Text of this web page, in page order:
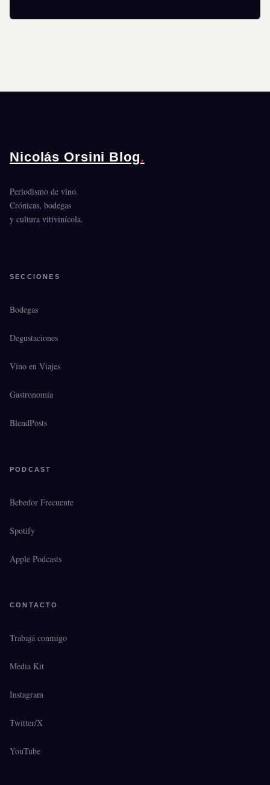
Nicolás Orsini Blog.
Periodismo de vino.
Crónicas, bodegas
y cultura vitivinícola.
SECCIONES
Bodegas
Degustaciones
Vino en Viajes
Gastronomía
BlendPosts
PODCAST
Bebedor Frecuente
Spotify
Apple Podcasts
CONTACTO
Trabajá conmigo
Media Kit
Instagram
Twitter/X
YouTube